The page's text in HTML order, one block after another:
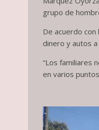
grupo de
De acuerdo
dinero y autos
“Los familiares
en varios